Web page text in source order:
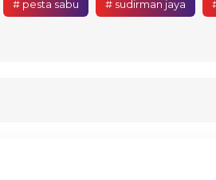
# pesta sabu # sudirman jaya